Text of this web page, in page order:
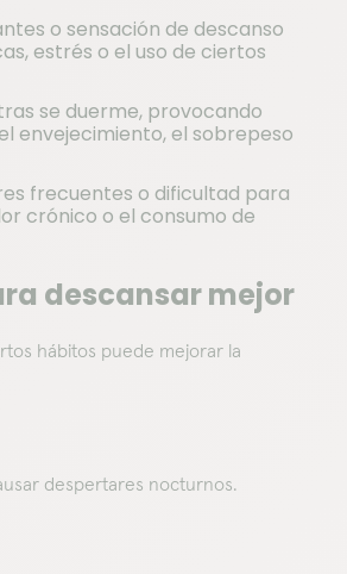
o sensación de descanso
estrés o el uso de ciertos
se duerme, provocando
envejecimiento, el sobrepeso
frecuentes o dificultad para
crónico o el consumo de
descansar mejor
hábitos puede mejorar la
despertares nocturnos.